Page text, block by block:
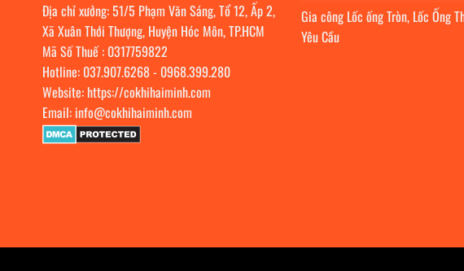
Địa chỉ xưởng: 51/5 Phạm Văn Sáng, Tổ 12, Ấp 2,
Xã Xuân Thới Thượng, Huyện Hóc Môn, TP.HCM
Mã Số Thuế : 0317759822
Hotline: 037.907.6268- 0968.399.280
Website: https://cokhihaiminh.com
Email: info@cokhihaiminh.com
Gia công Lốc ống Tròn, Lốc Ống
Yêu Cầu